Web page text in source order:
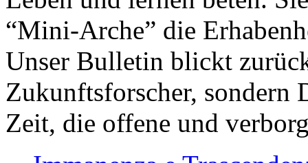
“Mini-Arche” die
Unser Bulletin blickt
Zukunftsforscher, sondern
Zeit, die offene und